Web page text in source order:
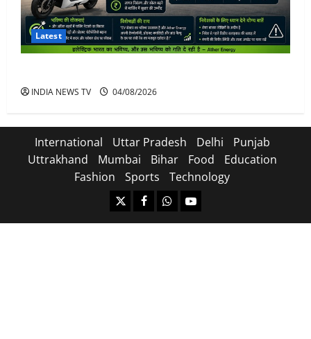
Latest
INDIA NEWS TV 04/08/2026
International Uttar Pradesh Delhi
Punjab
Uttrakhand
Mumbai Bihar Food
Education
Fashion
Sports Technology
https://x.com
facebook.com
https:/whatsapp.com/
Youtube.com